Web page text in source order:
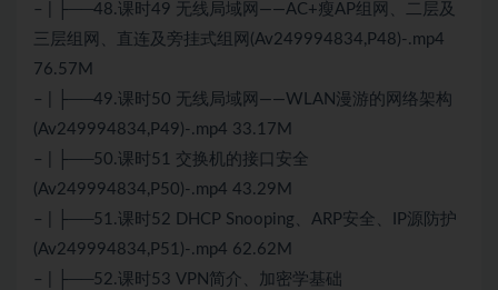
– | ├──48.课时49 无线局域网——AC+瘦AP组网、二层及
三层组网、直连及旁挂式组网(Av249994834,P48)-.mp4
76.57M
– | ├──49.课时50 无线局域网——WLAN漫游的网络架构
(Av249994834,P49)-.mp4 33.17M
– | ├──50.课时51 交换机的接口安全
(Av249994834,P50)-.mp4 43.29M
– | ├──51.课时52 DHCP Snooping、ARP安全、IP源防护
(Av249994834,P51)-.mp4 62.62M
– | ├──52.课时53 VPN简介、加密学基础